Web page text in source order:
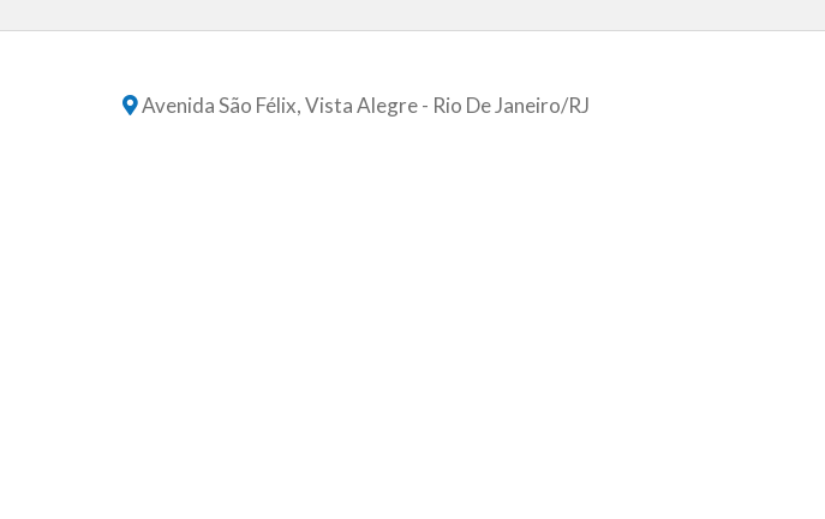
Avenida São Félix, Vista Alegre - Rio De Janeiro/RJ